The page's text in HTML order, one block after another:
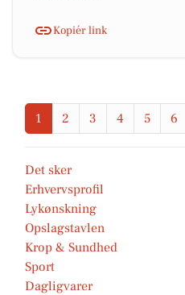
Kopiér link
1 2 3 4 5 6
Det sker
Erhvervsprofil
Lykønskning
Opslagstavlen
Krop & Sundhed
Sport
Dagligvarer